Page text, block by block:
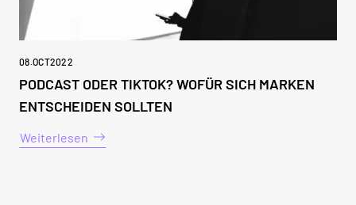
08 OCT2022
PODCAST ODER TIKTOK? WOFÜR SICH MARKEN
ENTSCHEIDEN SOLLTEN
Weiterlesen